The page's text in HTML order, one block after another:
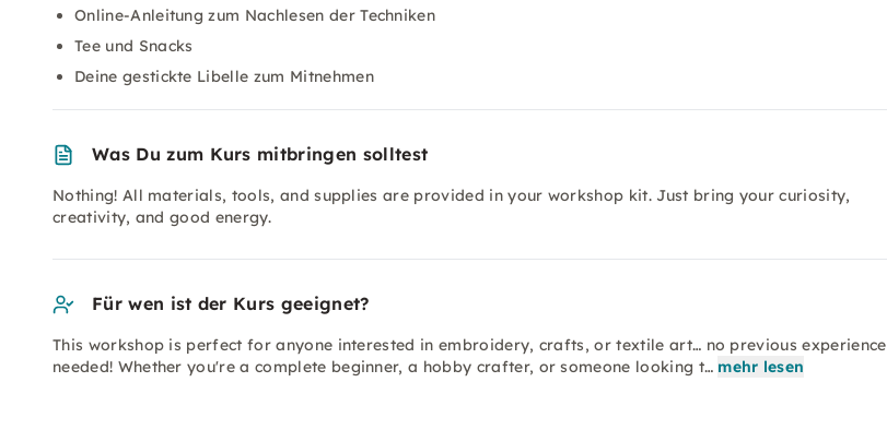
Online-Anleitung zum Nachlesen der Techniken
Tee und Snacks
Deine gestickte Libelle zum Mitnehmen
Was Du zum Kurs mitbringen solltest
Nothing! All materials, tools, and supplies are provided in your workshop kit. Just bring your curiosity,
creativity, and good energy.
Für wen ist der Kurs geeignet?
This workshop is perfect for anyone interested in embroidery, crafts, or textile art… no previous experience
needed! Whether you're a complete beginner, a hobby crafter, or someone looking t… mehr lesen